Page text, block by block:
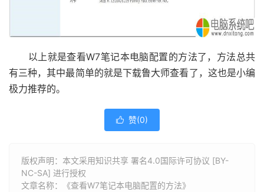
以上就是查看W7笔记本电脑配置的方法了，方法总共
有三种，其中最简单的就是下载鲁大师查看了，这也是小编
极力推荐的。
 赞(0)
版权声明：本文采用知识共享 署名4.0国际许可协议 [BY-
NC-SA] 进行授权
文章名称：《查看W7笔记本电脑配置的方法》